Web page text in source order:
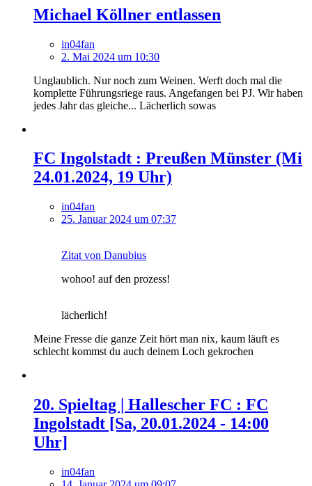
Michael Köllner entlassen
in04fan
2. Mai 2024 um 10:30
Unglaublich. Nur noch zum Weinen. Werft doch mal die
komplette Führungsriege raus. Angefangen bei PJ. Wir haben
jedes Jahr das gleiche... Lächerlich sowas
FC Ingolstadt : Preußen Münster (Mi
24.01.2024, 19 Uhr)
in04fan
25. Januar 2024 um 07:37
Zitat von Danubius
wohoo! auf den prozess!
lächerlich!
Meine Fresse die ganze Zeit hört man nix, kaum läuft es
schlecht kommst du auch deinem Loch gekrochen
20. Spieltag | Hallescher FC : FC
Ingolstadt [Sa, 20.01.2024 - 14:00
Uhr]
in04fan